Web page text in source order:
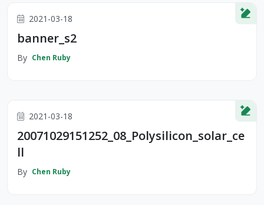
2021-03-18
banner_s2
By Chen Ruby
2021-03-18
20071029151252_08_Polysilicon_solar_ce
ll
By Chen Ruby